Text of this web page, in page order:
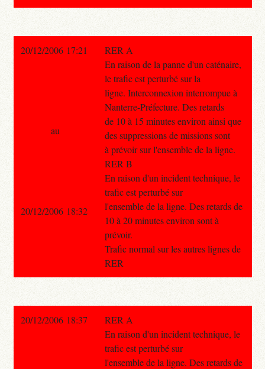
20/12/2006 17:21
RER A
En raison de la panne d'un caténaire,
le trafic est perturbé sur la
ligne. Interconnexion interrompue à
Nanterre-Préfecture. Des retards
de 10 à 15 minutes environ ainsi que
des suppressions de missions sont
à prévoir sur l'ensemble de la ligne.
RER B
En raison d'un incident technique, le
trafic est perturbé sur
l'ensemble de la ligne. Des retards de
10 à 20 minutes environ sont à
prévoir.
Trafic normal sur les autres lignes de
RER
au
20/12/2006 18:32
20/12/2006 18:37
RER A
En raison d'un incident technique, le
trafic est perturbé sur
l'ensemble de la ligne. Des retards de